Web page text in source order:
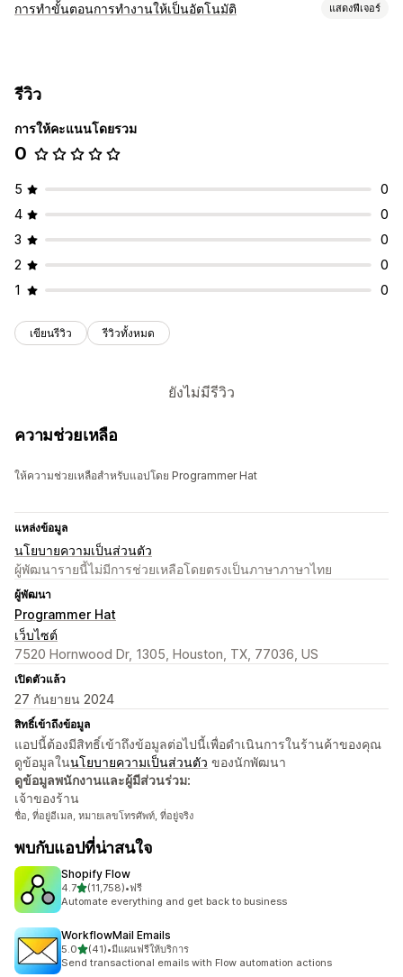
การทำขั้นตอนการทำงานให้เป็นอัตโนมัติ แสดงฟีเจอร์
รีวิว
การให้คะแนนโดยรวม
0
5
0
4
0
3
0
2
0
1
0
เขียนรีวิว รีวิวทั้งหมด
ยังไม่มีรีวิว
ความช่วยเหลือ
ให้ความช่วยเหลือสำหรับแอปโดย Programmer Hat
แหล่งข้อมูล
นโยบายความเป็นส่วนตัว
ผู้พัฒนารายนี้ไม่มีการช่วยเหลือโดยตรงเป็นภาษาภาษาไทย
ผู้พัฒนา
Programmer Hat
เว็บไซต์
7520 Hornwood Dr, 1305, Houston, TX, 77036, US
เปิดตัวแล้ว
27 กันยายน 2024
สิทธิ์เข้าถึงข้อมูล
แอปนี้ต้องมีสิทธิ์เข้าถึงข้อมูลต่อไปนี้เพื่อดำเนินการในร้านค้าของคุณ
ดูข้อมูลในนโยบายความเป็นส่วนตัว ของนักพัฒนา
ดูข้อมูลพนักงานและผู้มีส่วนร่วม:
เจ้าของร้าน
ชื่อ, ที่อยู่อีเมล, หมายเลขโทรศัพท์, ที่อยู่จริง
พบกับแอปที่น่าสนใจ
Shopify Flow
4.7เต็ม 5 ดาว
(11,758)
ทั้งหมด 11758 รีวิว
•ฟรี
Automate everything and get back to business
WorkflowMail Emails
5.0เต็ม 5 ดาว
(41)
ทั้งหมด 41 รีวิว
•มีแผนฟรีให้บริการ
Send transactional emails with Flow automation actions